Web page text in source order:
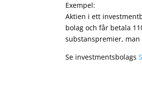
Exempel:
Aktien i ett
bolag och får betala
substanspremier,
Se investmentsbolags